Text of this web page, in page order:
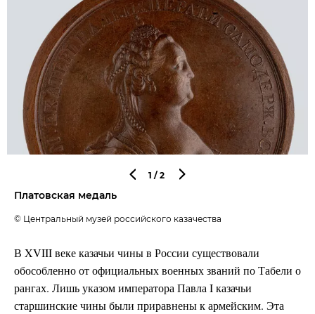
1 /2
Платовская медаль
© Центральный музей российского казачества
В XVIII веке казачьи чины в России существовали
обособленно от официальных военных званий по Табели о
рангах. Лишь указом императора Павла I казачьи
старшинские чины были приравнены к армейским. Эта